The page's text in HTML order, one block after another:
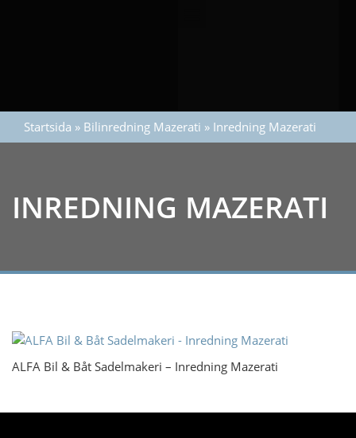
Startsida » Bilinredning Mazerati » Inredning Mazerati
INREDNING MAZERATI
ALFA Bil & Båt Sadelmakeri – Inredning Mazerati